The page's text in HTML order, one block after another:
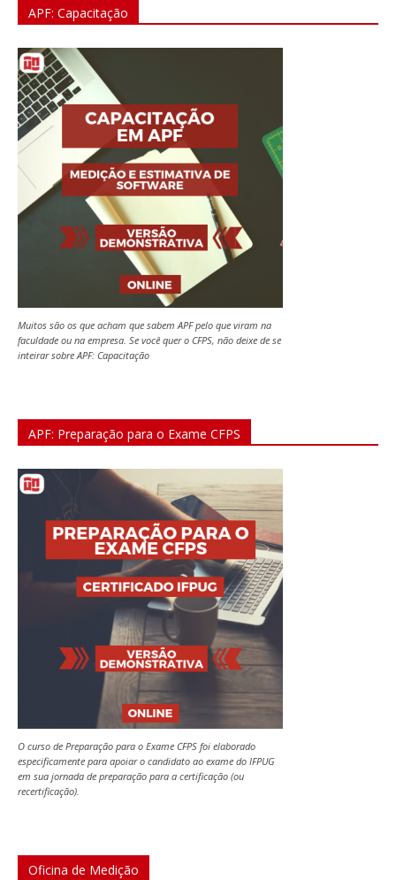
APF: Capacitação
Muitos são os que acham que sabem APF pelo que viram na
faculdade ou na empresa. Se você quer o CFPS, não deixe de se
inteirar sobre APF: Capacitação
APF: Preparação para o Exame CFPS
O curso de Preparação para o Exame CFPS foi elaborado
especificamente para apoiar o candidato ao exame do IFPUG
em sua jornada de preparação para a certificação (ou
recertificação).
Oficina de Medição